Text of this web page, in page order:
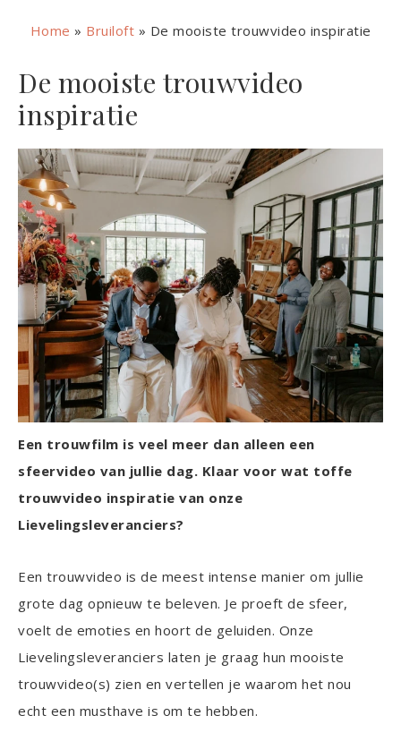
Home » Bruiloft » De mooiste trouwvideo inspiratie
De mooiste trouwvideo
inspiratie
Een trouwfilm is veel meer dan alleen een
sfeervideo van jullie dag. Klaar voor wat toffe
trouwvideo inspiratie van onze
Lievelingsleveranciers?
Een trouwvideo is de meest intense manier om jullie
grote dag opnieuw te beleven. Je proeft de sfeer,
voelt de emoties en hoort de geluiden. Onze
Lievelingsleveranciers laten je graag hun mooiste
trouwvideo(s) zien en vertellen je waarom het nou
echt een musthave is om te hebben.